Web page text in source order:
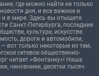
где можно найти не только
дня, и все важное и
и в мире. Здесь вы отыщете
Санкт-Петербурга, последние
культуре, искусстве.
дороги и автомобили,
вот только некоторые из тем,
сетевое общественно-
читает «Фонтанку»! Наша
чиновники, десятки тысяч